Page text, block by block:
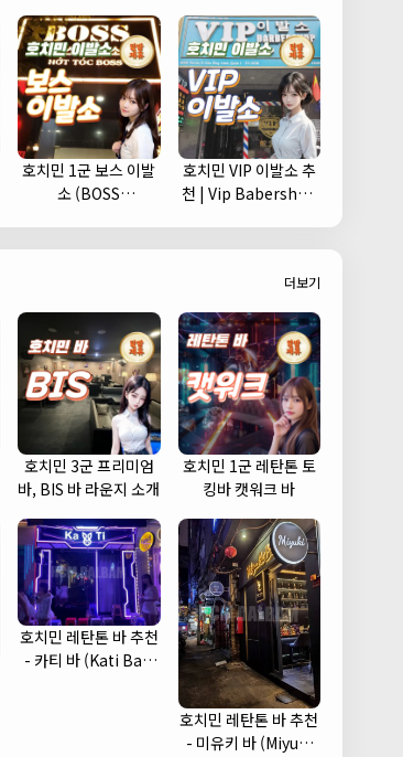
호치민 1군 보스 이발
소 (BOSS
호치민 VIP 이발소 추
천 | Vip Babershop
더보기
호치민 3군 프리미엄
바, BIS 바 라운지 소개
호치민 1군 레탄톤 토
킹바 캣워크 바
호치민 레탄톤 바 추천
- 카티 바 (Kati Bar)
호치민 레탄톤 바 추천
- 미유키 바 (Miyuki